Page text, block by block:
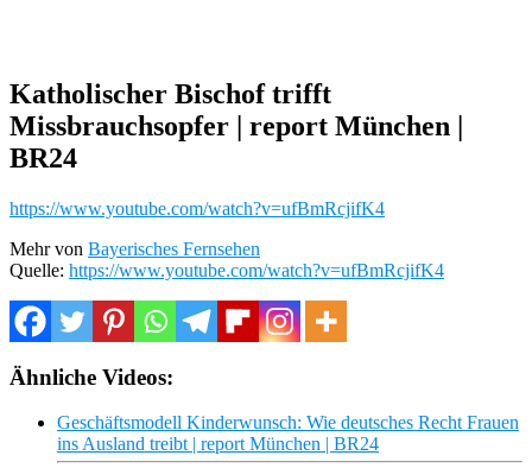
Katholischer Bischof trifft
Missbrauchsopfer | report München |
BR24
https://www.youtube.com/watch?v=ufBmRcjifK4
Mehr von Bayerisches Fernsehen
Quelle: https://www.youtube.com/watch?v=ufBmRcjifK4
Ähnliche Videos:
Geschäftsmodell Kinderwunsch: Wie deutsches Recht Frauen
ins Ausland treibt | report München | BR24